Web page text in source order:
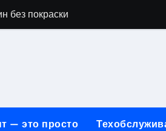
без покраски
работы и критерии
для онлайн-платежей за 5
— это просто